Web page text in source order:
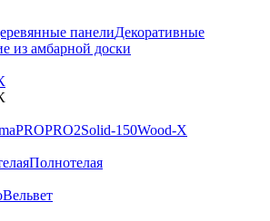
панелиДекоративные
из амбарной доски
PROPRO2Solid-150Wood-X
Полнотелая
Вельвет